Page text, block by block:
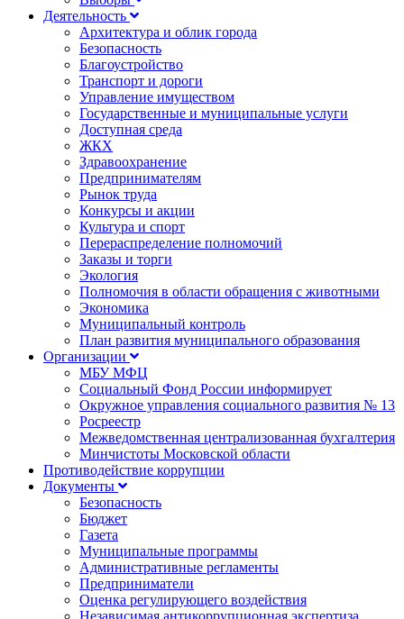
Деятельность
Архитектура и облик города
Безопасность
Благоустройство
Транспорт и дороги
Управление имуществом
Государственные и муниципальные услуги
Доступная среда
ЖКХ
Здравоохранение
Предпринимателям
Рынок труда
Конкурсы и акции
Культура и спорт
Перераспределение полномочий
Заказы и торги
Экология
Полномочия в области обращения с животными
Экономика
Муниципальный контроль
План развития муниципального образования
Организации
МБУ МФЦ
Социальный Фонд России информирует
Окружное управления социального развития № 13
Росреестр
Межведомственная централизованная бухгалтерия
Минчистоты Московской области
Противодействие коррупции
Документы
Безопасность
Бюджет
Газета
Муниципальные программы
Административные регламенты
Предприниматели
Оценка регулирующего воздействия
Независимая антикоррупционная экспертиза